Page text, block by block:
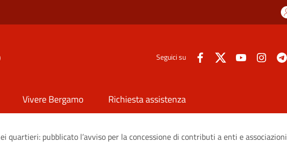
Seguici su
Vivere Bergamo Richiesta assistenza
quartieri: pubblicato l’avviso per la concessione di contributi a enti e associazioni